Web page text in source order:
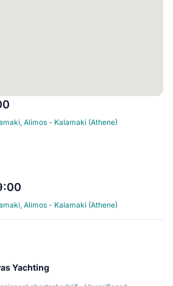
Alimos - Kalamaki (Athene)
Alimos - Kalamaki (Athene)
Yachting